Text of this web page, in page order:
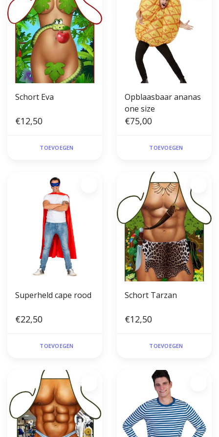
Schort Eva
€12,50
TOEVOEGEN
Opblaasbaar ananas
one size
€75,00
TOEVOEGEN
Superheld cape rood
€22,50
TOEVOEGEN
Schort Tarzan
€12,50
TOEVOEGEN